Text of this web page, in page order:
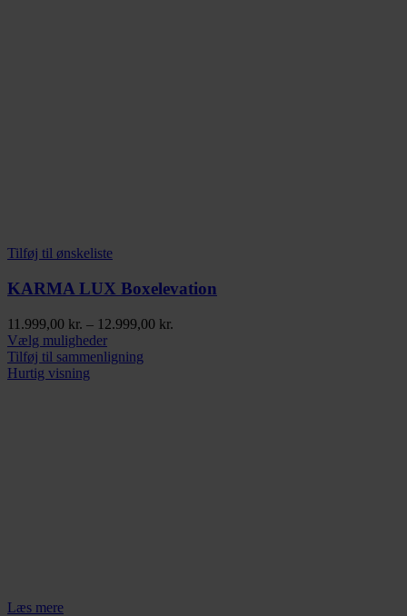
Tilføj til ønskeliste
KARMA LUX Boxelevation
11.999,00 kr. – 12.999,00 kr.
Vælg mulighederDette
vare
Tilføj til sammenligning
Hurtig visning
Læs mere